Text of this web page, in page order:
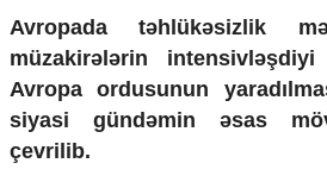
Araşdırma
Multimedia
Foto
Video
Avropada təhlükəsizlik
müzakirələrin
Avropa ordusunun
siyasi gündəmin əsas
çevrilib.